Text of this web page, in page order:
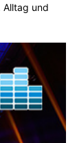
Alltag und